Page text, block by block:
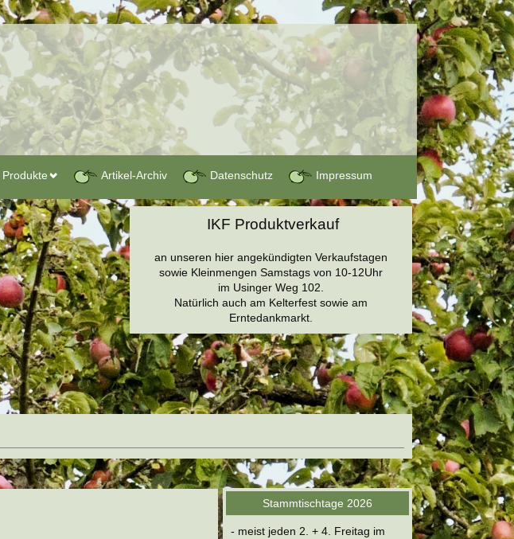
Produkte Artikel-Archiv Datenschutz Impressum
IKF Produktverkauf
an unseren hier angekündigten Verkaufstagen
sowie Kleinmengen Samstags von 10-12Uhr
im Usinger Weg 102.
Natürlich auch am Kelterfest sowie am
Erntedankmarkt.
Stammtischtage 2026
- meist jeden 2. + 4. Freitag im